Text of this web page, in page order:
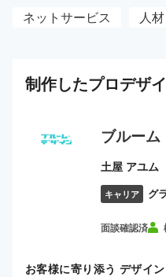
ネットサービス
人材
制作したプロデザ
ブルーム
土屋 アユム
キャリア グ
面談確認済
お客様に寄り添う デザイ